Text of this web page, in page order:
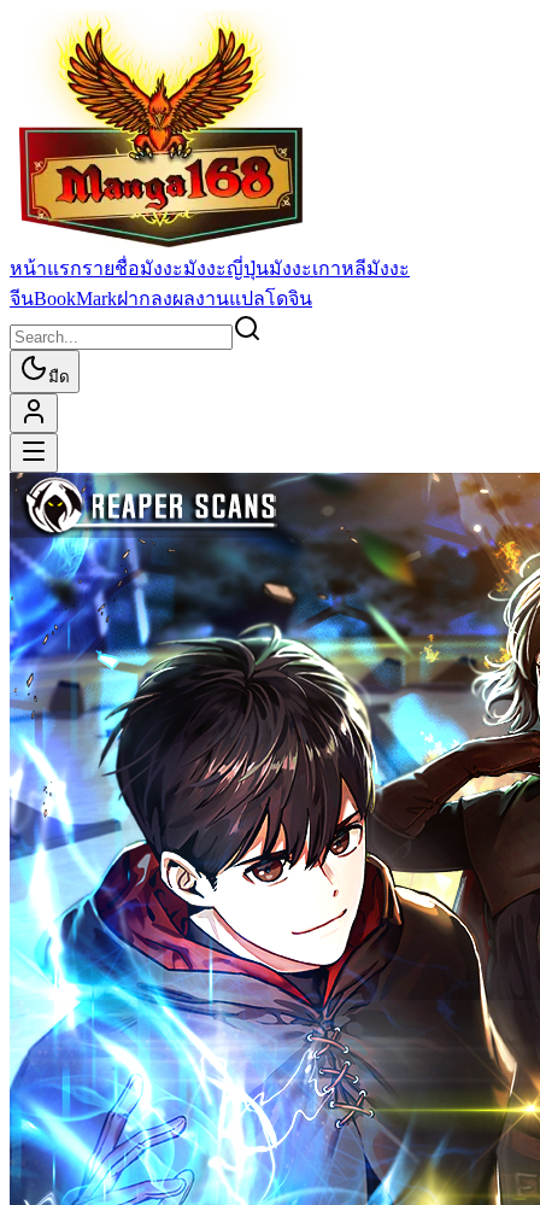
หน้าแรกรายชื่อมังงะมังงะญี่ปุ่นมังงะเกาหลีมังงะ
จีนBookMarkฝากลงผลงานแปลโดจิน
มืด